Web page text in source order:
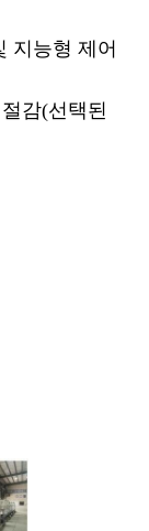
지능형 제어
감(선택된